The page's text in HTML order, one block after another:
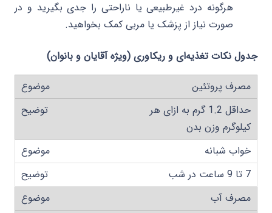
هرگونه درد غیرطبیعی یا ناراحتی را جدی بگیرید و در
صورت نیاز از پزشک یا مربی کمک بخواهید.
جدول نکات تغذیه‌ای و ریکاوری (ویژه آقایان و بانوان)
مصرف پروتئین
حداقل 1.2 گرم به ازای هر
کیلوگرم وزن بدن
خواب شبانه
7 تا 9 ساعت در شب
مصرف آب